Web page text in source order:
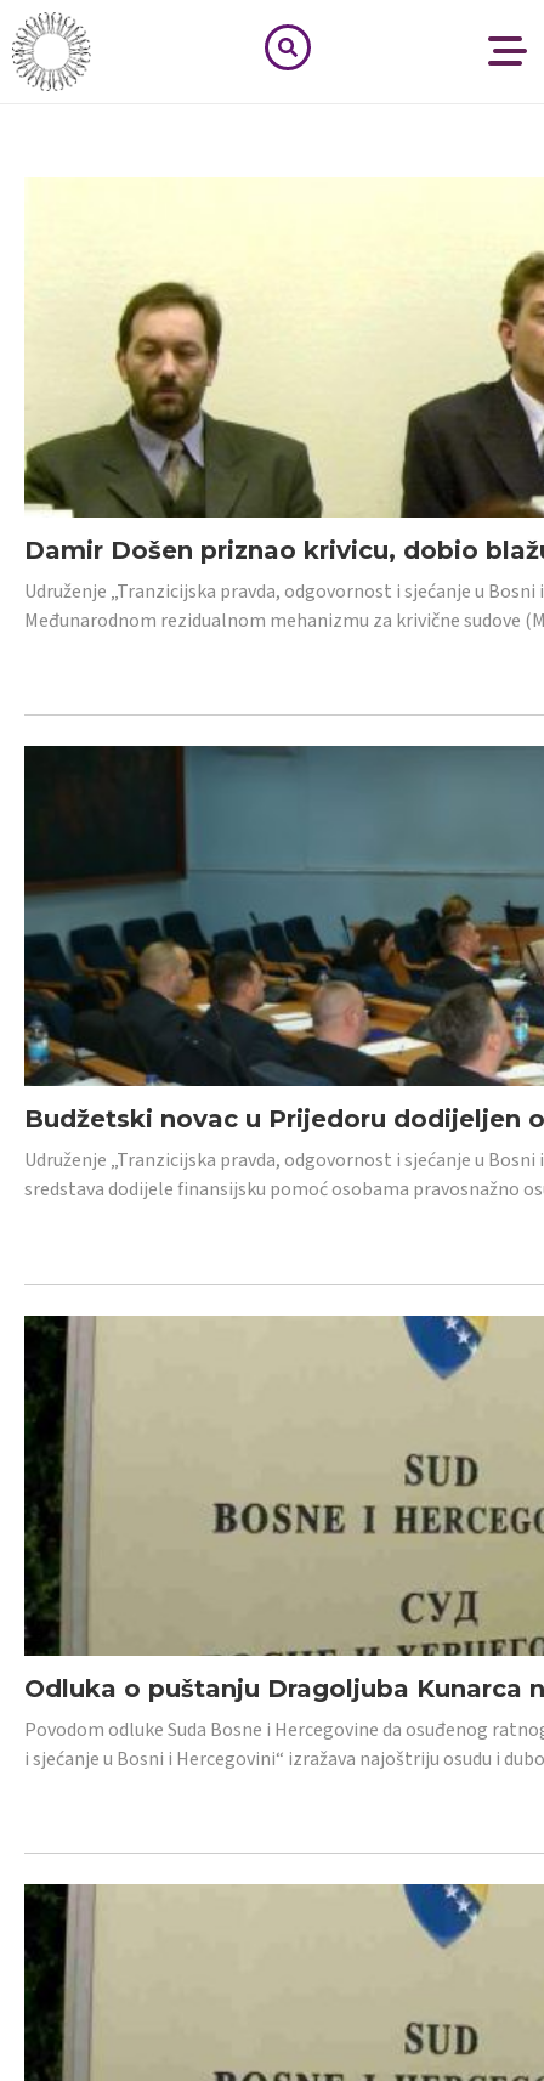
Damir Došen priznao krivicu, dobio
Udruženje „Tranzicijska pravda, odgovornost i sjećanje u
Međunarodnom rezidualnom mehanizmu za krivične sudove
Budžetski novac u Prijedoru dodijeljen
Udruženje „Tranzicijska pravda, odgovornost i sjećanje u
sredstava dodijele finansijsku pomoć osobama pravosnažno
Odluka o puštanju Dragoljuba Kunarca
Povodom odluke Suda Bosne i Hercegovine da osuđenog
i sjećanje u Bosni i Hercegovini“ izražava najoštriju osudu i